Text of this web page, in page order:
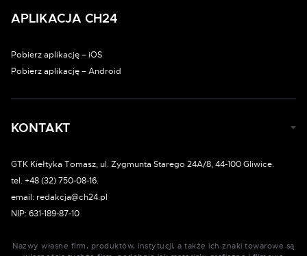
APLIKACJA CH24
Pobierz aplikację – iOS
Pobierz aplikację – Android
KONTAKT
GTK Kiełtyka Tomasz, ul. Zygmunta Starego 24A/8, 44-100 Gliwice.
tel. +48 (32) 750-08-16.
email: redakcja@ch24.pl
NIP: 631-189-87-10
Nazwy własne firm, produktów, instytucji, a także ich znaki towarowe są